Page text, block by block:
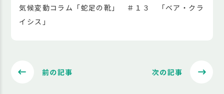
気候変動コラム「蛇足の靴」 ＃１３ 「ベア・クラ
イシス」